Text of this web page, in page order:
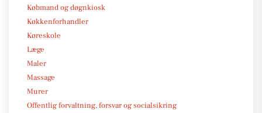
Købmand og døgnkiosk
Køkkenforhandler
Køreskole
Læge
Maler
Massage
Murer
Offentlig forvaltning, forsvar og socialsikring